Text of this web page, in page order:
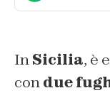
InSicilia, è
condue